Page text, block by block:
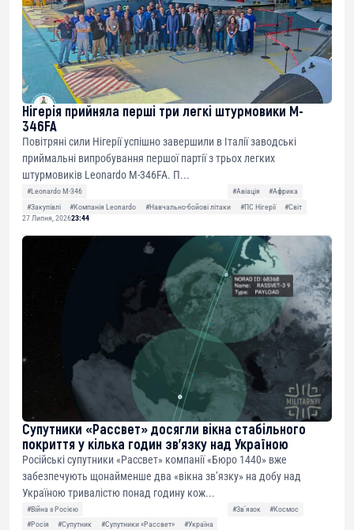
Нігерія прийняла перші три легкі штурмовики M-
346FA
Повітряні сили Нігерії успішно завершили в Італії заводські
приймальні випробування першої партії з трьох легких
штурмовиків Leonardo M-346FA. П...
#Leonardo M-346 #Авіація
#Африка
#Закупівлі
#Компанія Leonardo #Навчально-бойові літаки #ПС Нігерії
#Світ
27 Липня, 202623:44
Супутники «Рассвет» досягли вікна стабільного
покриття у кілька годин зв’язку над Україною
Російські супутники «Рассвет» компанії «Бюро 1440» вже
забезпечують щонайменше два «вікна зв’язку» на добу над
Україною тривалістю понад годину кож...
#Війна з Росією #Звʼязок
#Космос
#Росія
#Супутник #Супутники «Рассвет»
#Україна